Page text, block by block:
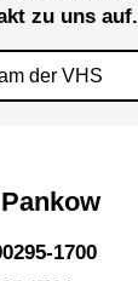
zu uns auf.
der VHS
Pankow
1700